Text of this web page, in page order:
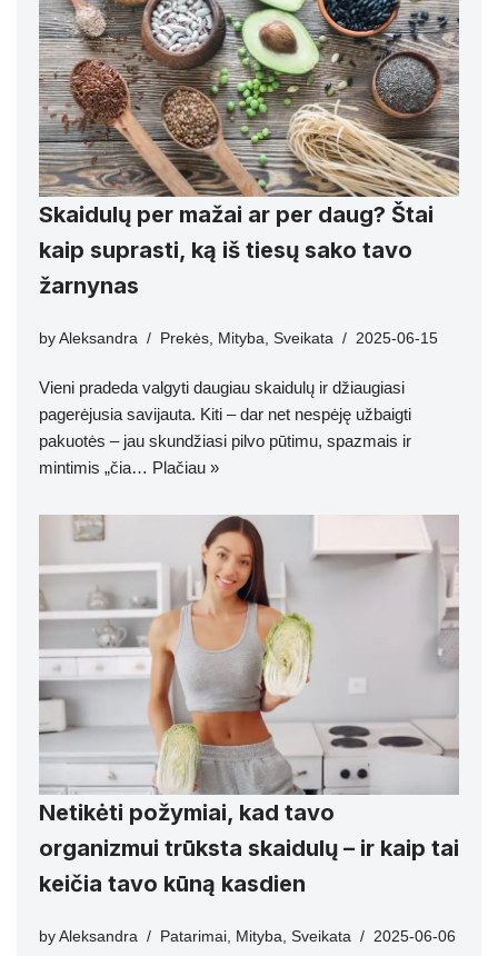
Skaidulų per mažai ar per daug? Štai
kaip suprasti, ką iš tiesų sako tavo
žarnynas
by Aleksandra Prekės, Mityba, Sveikata 2025-06-15
Vieni pradeda valgyti daugiau skaidulų ir džiaugiasi
pagerėjusia savijauta. Kiti – dar net nespėję užbaigti
pakuotės – jau skundžiasi pilvo pūtimu, spazmais ir
mintimis „čia… Plačiau »
Netikėti požymiai, kad tavo
organizmui trūksta skaidulų – ir kaip tai
keičia tavo kūną kasdien
by Aleksandra Patarimai, Mityba, Sveikata 2025-06-06